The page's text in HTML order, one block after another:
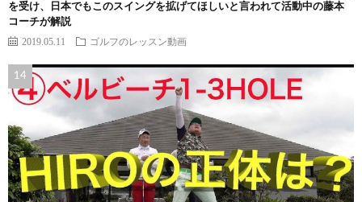
を受け、日本でもこのスイングを拡げてほしいと言われて活動中の藤本
コーチが解説
2019.05.11 ゴルフのレッスン動画